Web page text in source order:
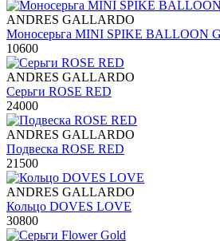
ANDRES GALLARDO
Моносерьга MINI SPIKE BALLOON
10600
ANDRES GALLARDO
Серьги ROSE RED
24000
ANDRES GALLARDO
Подвеска ROSE RED
21500
ANDRES GALLARDO
Кольцо DOVES LOVE
30800